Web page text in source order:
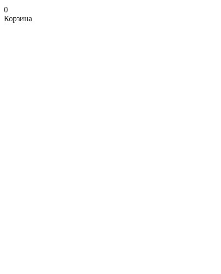
0
Корзина